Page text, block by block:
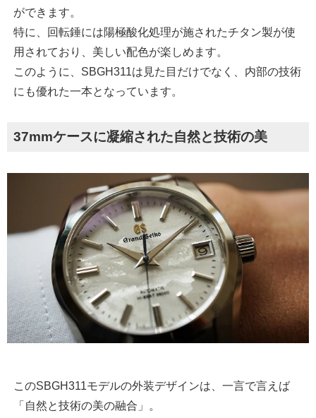
ができます。
特に、回転錘には陽極酸化処理が施されたチタン製が使
用されており、美しい配色が楽しめます。
このように、SBGH311は見た目だけでなく、内部の技術
にも優れた一本となっています。
37mmケースに凝縮された自然と技術の美
このSBGH311モデルの外装デザインは、一言で言えば
「自然と技術の美の融合」。